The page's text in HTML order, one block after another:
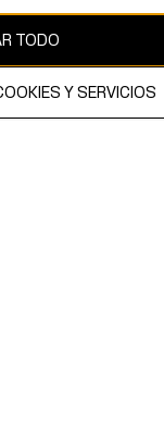
por copyright y es
TODO
Y SERVICIOS